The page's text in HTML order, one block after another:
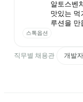
알토스벤
맛있는 먹
루션을 만
스톡옵션
직무별 채용관 개발